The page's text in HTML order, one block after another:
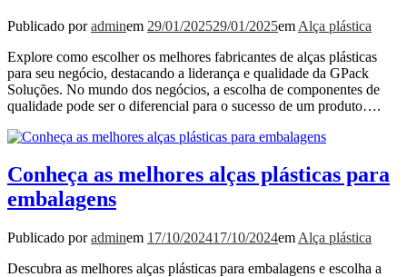
Publicado poradminem 29/01/202529/01/2025em Alça plástica
Explore como escolher os melhores fabricantes de alças plásticas
para seu negócio, destacando a liderança e qualidade da GPack
Soluções. No mundo dos negócios, a escolha de componentes de
qualidade pode ser o diferencial para o sucesso de um produto….
Conheça as melhores alças plásticas para
embalagens
Publicado poradminem 17/10/202417/10/2024em Alça plástica
Descubra as melhores alças plásticas para embalagens e escolha a